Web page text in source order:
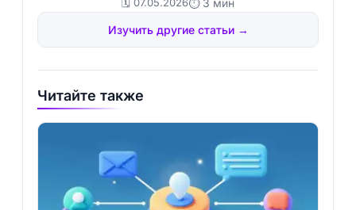
⏱ 3 мин
Изучить другие статьи →
Читайте также